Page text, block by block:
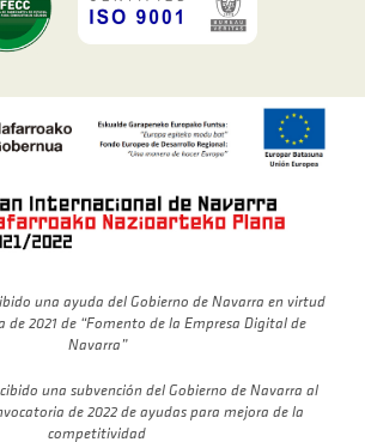
una ayuda del Gobierno de Navarra en virtud
de 2021 de “Fomento de la Empresa Digital de
Navarra”
una subvención del Gobierno de Navarra al
de 2022 de ayudas para mejora de la
competitividad